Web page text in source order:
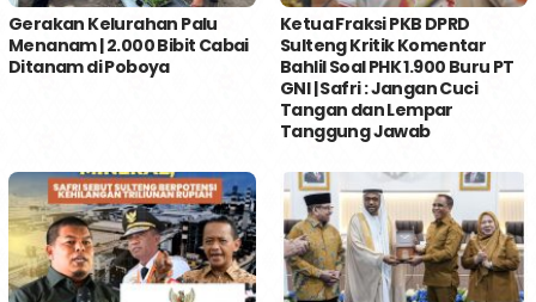
Gerakan Kelurahan Palu
Menanam | 2.000 Bibit Cabai
Ditanam di Poboya
Ketua Fraksi PKB DPRD
Sulteng Kritik Komentar
Bahlil Soal PHK 1.900 Buru PT
GNI | Safri : Jangan Cuci
Tangan dan Lempar
Tanggung Jawab